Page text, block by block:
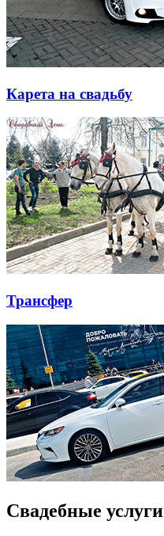
Карета на свадьбу
Трансфер
Свадебные услуги